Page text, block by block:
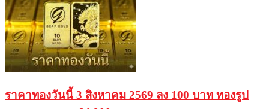
ราคาทองวันนี้ 3 สิงหาคม 2569 ลง 100 บาท ทองรูป